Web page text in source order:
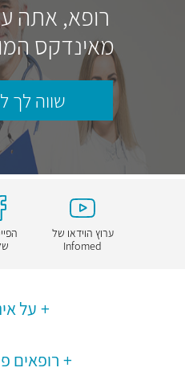
רופא, אתה
מאינדקס
שווה לך
ערוץ הוידאו של
Infomed
על
רופאים